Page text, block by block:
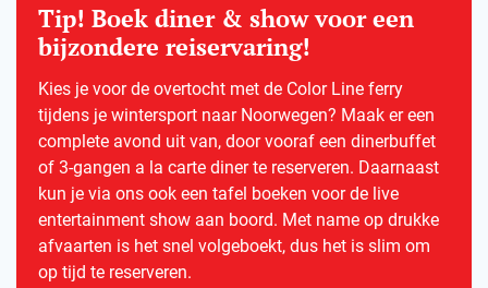
Tip! Boek diner & show voor een
bijzondere reiservaring!
Kies je voor de overtocht met de Color Line ferry
tijdens je wintersport naar Noorwegen? Maak er een
complete avond uit van, door vooraf een dinerbuffet
of 3-gangen a la carte diner te reserveren. Daarnaast
kun je via ons ook een tafel boeken voor de live
entertainment show aan boord. Met name op drukke
afvaarten is het snel volgeboekt, dus het is slim om
op tijd te reserveren.